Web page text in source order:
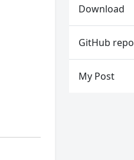
Download
GitHub repo
My Post